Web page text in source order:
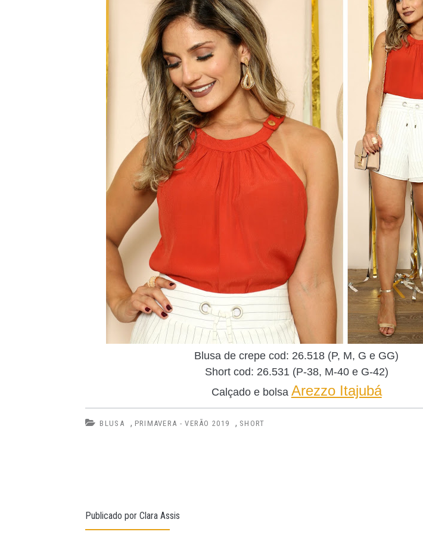
Blusa de crepe cod: 26.518 (P, M, G e GG)
Short cod: 26.531 (P-38, M-40 e G-42)
Calçado e bolsa Arezzo Itajubá
BLUSA , PRIMAVERA - VERÃO 2019 , SHORT
Publicado porClara Assis